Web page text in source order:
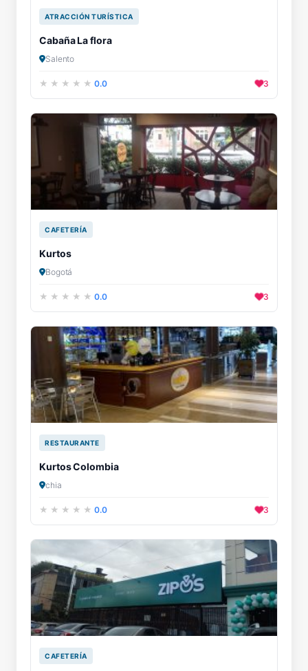
ATRACCIÓN TURÍSTICA
Cabaña La flora
Salento
0.0 3
CAFETERÍA
Kurtos
Bogotá
0.0 3
RESTAURANTE
Kurtos Colombia
chia
0.0 3
CAFETERÍA